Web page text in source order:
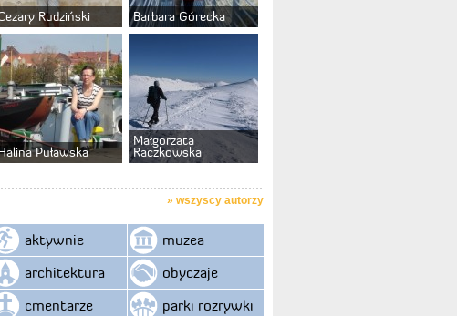
Rudziński Barbara Górecka
Puławska
Małgorzata
Raczkowska
» wszyscy autorzy
aktywnie
architektura
cmentarze
muzea
obyczaje
parki rozrywki